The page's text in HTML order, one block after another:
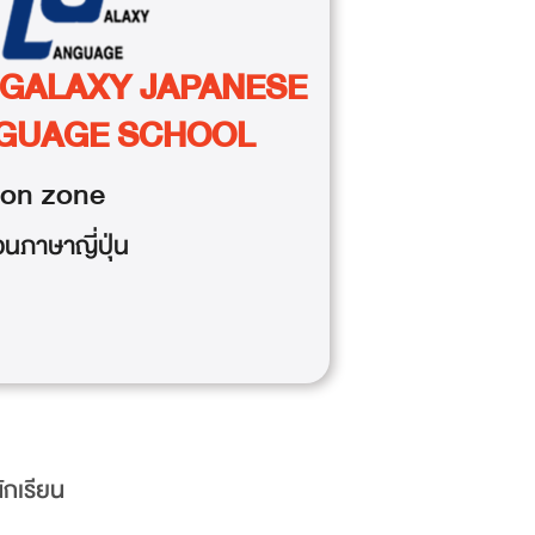
JAPANESE
SCHOOL
zone
ภาษาญี่ปุ่น
เรียน